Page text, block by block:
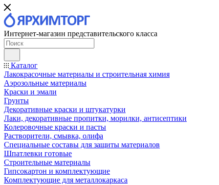
Интернет-магазин представительского класса
Каталог
Лакокрасочные материалы и строительная химия
Аэрозольные материалы
Краски и эмали
Грунты
Декоративные краски и штукатурки
Лаки, декоративные пропитки, морилки, антисептики
Колеровочные краски и пасты
Растворители, смывка, олифа
Специальные составы для защиты материалов
Шпатлевки готовые
Строительные материалы
Гипсокартон и комплектующие
Комплектующие для металлокаркаса